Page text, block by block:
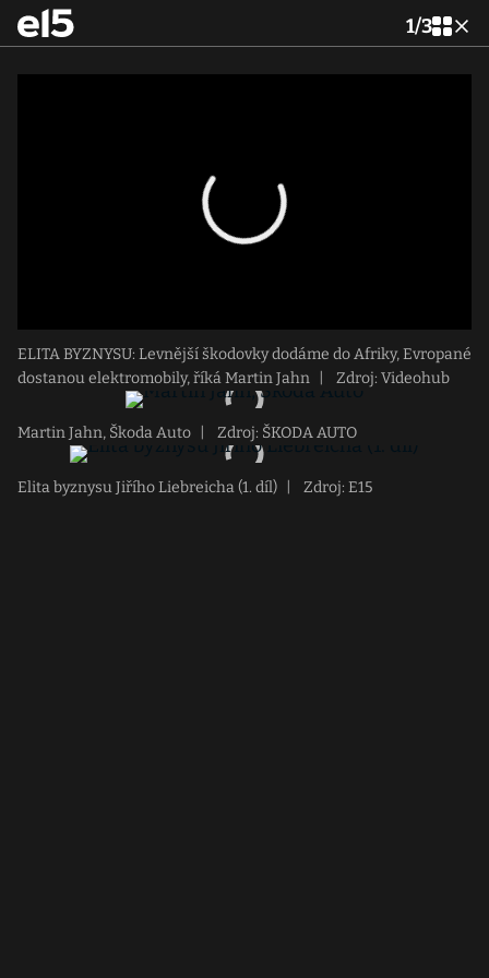
1/3
ELITA BYZNYSU: Levnější škodovky dodáme do Afriky, Evropané
dostanou elektromobily, říká Martin Jahn
Zdroj: Videohub
Martin Jahn, Škoda Auto Zdroj: ŠKODA AUTO
Elita byznysu Jiřího Liebreicha (1. díl) Zdroj: E15